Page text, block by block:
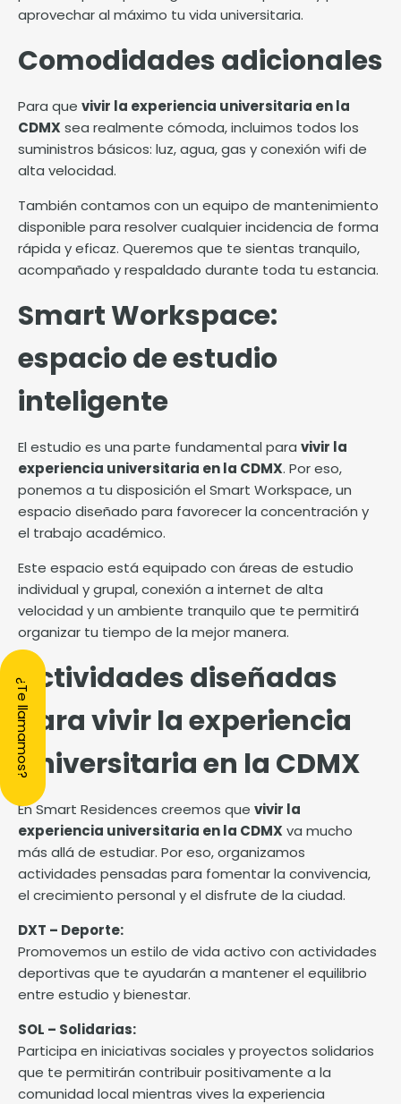
aprovechar al máximo tu vida universitaria.
Comodidades adicionales
Para que vivir la experiencia universitaria en la
CDMX sea realmente cómoda, incluimos todos los
suministros básicos: luz, agua, gas y conexión wifi de
alta velocidad.
También contamos con un equipo de mantenimiento
disponible para resolver cualquier incidencia de forma
rápida y eficaz. Queremos que te sientas tranquilo,
acompañado y respaldado durante toda tu estancia.
Smart Workspace:
espacio de estudio
inteligente
El estudio es una parte fundamental para vivir la
experiencia universitaria en la CDMX. Por eso,
ponemos a tu disposición el Smart Workspace, un
espacio diseñado para favorecer la concentración y
el trabajo académico.
Este espacio está equipado con áreas de estudio
individual y grupal, conexión a internet de alta
velocidad y un ambiente tranquilo que te permitirá
organizar tu tiempo de la mejor manera.
Actividades diseñadas
para vivir la experiencia
universitaria en la CDMX
En Smart Residences creemos que vivir la
experiencia universitaria en la CDMX va mucho
más allá de estudiar. Por eso, organizamos
actividades pensadas para fomentar la convivencia,
el crecimiento personal y el disfrute de la ciudad.
DXT – Deporte:
Promovemos un estilo de vida activo con actividades
deportivas que te ayudarán a mantener el equilibrio
entre estudio y bienestar.
SOL – Solidarias:
Participa en iniciativas sociales y proyectos solidarios
que te permitirán contribuir positivamente a la
comunidad local mientras vives la experiencia
¿Te llamamos?